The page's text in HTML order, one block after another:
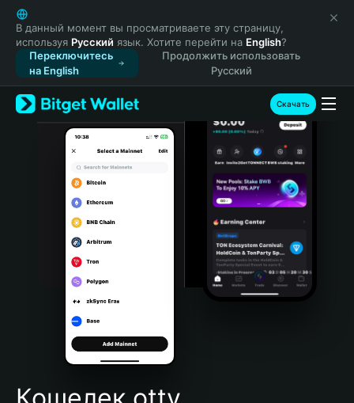
English
日本語
Tiếng Việt
Русский
Español (Latinoamérica)
Türkçe
Italiano
Português (Portugal)
Bahasa Indonesia
Português (Brasil)
Español (Argentina)
В данный момент вы просматриваете эту страницу,
используя Русский язык. Хотите перейти на English?
Переключитесь
на English
Продолжить использовать
Русский
Скачать